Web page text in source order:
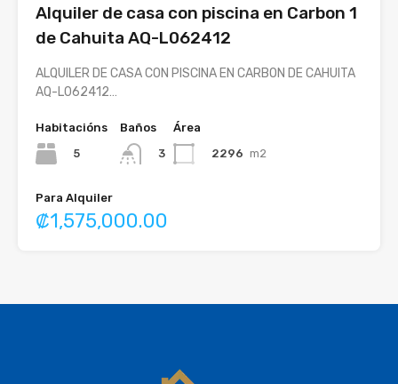
Alquiler de casa con piscina en Carbon 1
de Cahuita AQ-L062412
ALQUILER DE CASA CON PISCINA EN CARBON DE CAHUITA
AQ-L062412…
Habitacións
5
Baños
3
Área
2296 m2
Para Alquiler
₡1,575,000.00